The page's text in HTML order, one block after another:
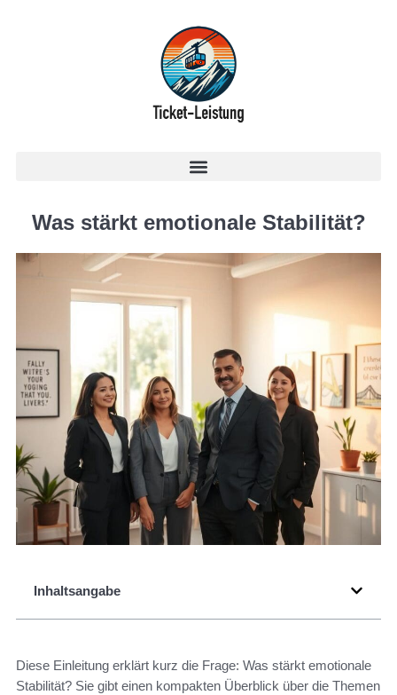
Was stärkt emotionale Stabilität?
Inhaltsangabe
Diese Einleitung erklärt kurz die Frage: Was stärkt emotionale
Stabilität? Sie gibt einen kompakten Überblick über die Themen